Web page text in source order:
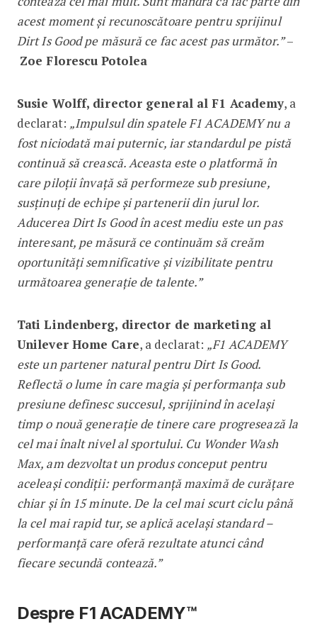
acest moment și recunoscătoare pentru sprijinul
Dirt Is Good pe măsură ce fac acest pas următor.”–
Zoe Florescu Potolea
Susie Wolff, director general al F1 Academy, a
declarat: „Impulsul din spatele F1 ACADEMY nu a
fost niciodată mai puternic, iar standardul pe pistă
continuă să crească. Aceasta este o platformă în
care piloții învață să performeze sub presiune,
susținuți de echipe și partenerii din jurul lor.
Aducerea Dirt Is Good în acest mediu este un pas
interesant, pe măsură ce continuăm să creăm
oportunități semnificative și vizibilitate pentru
următoarea generație de talente.”
Tati Lindenberg, director de marketing al
Unilever Home Care, a declarat: „F1 ACADEMY
este un partener natural pentru Dirt Is Good.
Reflectă o lume în care magia și performanța sub
presiune definesc succesul, sprijinind în același
timp o nouă generație de tinere care progresează la
cel mai înalt nivel al sportului. Cu Wonder Wash
Max, am dezvoltat un produs conceput pentru
aceleași condiții: performanță maximă de curățare
chiar și în 15 minute. De la cel mai scurt ciclu până
la cel mai rapid tur, se aplică același standard –
performanță care oferă rezultate atunci când
fiecare secundă contează.”
Despre F1 ACADEMY™